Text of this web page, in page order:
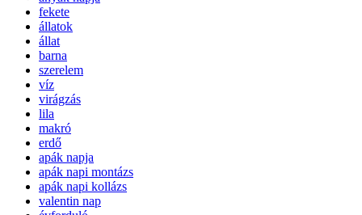
fekete
állatok
állat
barna
szerelem
víz
virágzás
lila
makró
erdő
apák napja
apák napi montázs
apák napi kollázs
valentin nap